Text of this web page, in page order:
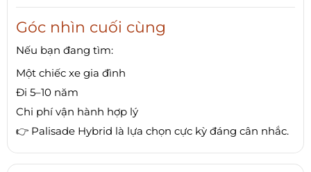
Góc nhìn cuối cùng
Nếu bạn đang tìm:
Một chiếc xe gia đình
Đi 5–10 năm
Chi phí vận hành hợp lý
👉 Palisade Hybrid là lựa chọn cực kỳ đáng cân nhắc.